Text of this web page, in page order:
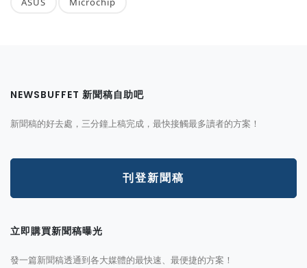
NEWSBUFFET 新聞稿自助吧
新聞稿的好去處，三分鐘上稿完成，最快接觸最多讀者的方案！
刊登新聞稿
立即購買新聞稿曝光
發一篇新聞稿透通到各大媒體的最快速、最便捷的方案！